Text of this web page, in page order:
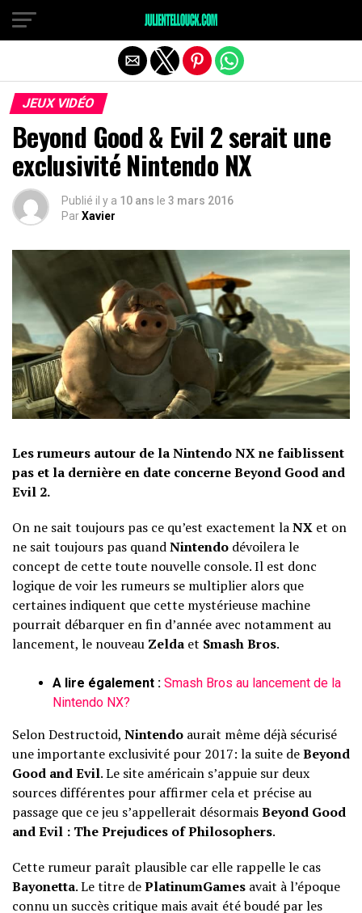
JEUX VIDÉO
Beyond Good & Evil 2 serait une
exclusivité Nintendo NX
Publié il y a 10 ans le 3 mars 2016
ParXavier
Les rumeurs autour de la Nintendo NX ne faiblissent
pas et la dernière en date concerne Beyond Good and
Evil 2.
On ne sait toujours pas ce qu’est exactement laNX et on
ne sait toujours pas quandNintendo dévoilera le
concept de cette toute nouvelle console. Il est donc
logique de voir les rumeurs se multiplier alors que
certaines indiquent que cette mystérieuse machine
pourrait débarquer en fin d’année avec notamment au
lancement, le nouveau Zelda et Smash Bros.
A lire également : Smash Bros au lancement de la
Nintendo NX?
SelonDestructoid, Nintendo aurait même déjà sécurisé
une importante exclusivité pour 2017: la suite deBeyond
Good and Evil. Le site américain s’appuie sur deux
sources différentes pour affirmer cela et précise au
passage que ce jeu s’appellerait désormaisBeyond Good
and Evil : The Prejudices of Philosophers.
Cette rumeur paraît plausible car elle rappelle le cas
Bayonetta. Le titre dePlatinumGames avait à l’époque
connu un succès critique mais avait été boudé par les